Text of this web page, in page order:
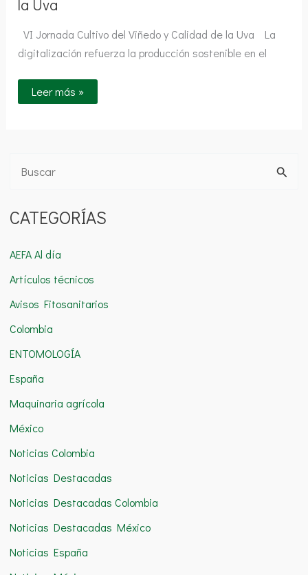
la Uva
VI Jornada Cultivo del Viñedo y Calidad de la Uva La
digitalización refuerza la producción sostenible en el
Uva
Leer más »
s
a
r
p
o
r
:
CATEGORÍAS
AEFA Al día
Artículos técnicos
Avisos Fitosanitarios
Colombia
ENTOMOLOGÍA
España
Maquinaria agrícola
México
Noticias Colombia
Noticias Destacadas
Noticias Destacadas Colombia
Noticias Destacadas México
Noticias España